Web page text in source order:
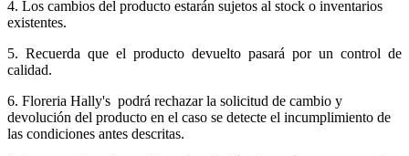
4. Los cambios del producto estarán sujetos al stock o inventarios
existentes.
5. Recuerda que el producto devuelto pasará por un control de
calidad.
6. Floreria Hally's podrá rechazar la solicitud de cambio y
devolución del producto en el caso se detecte el incumplimiento de
las condiciones antes descritas.